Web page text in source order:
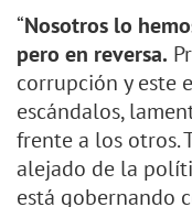
“Nosotros lo
pero en reversa.
corrupción y este
escándalos,
frente a los otros.
alejado de la
está gobernando